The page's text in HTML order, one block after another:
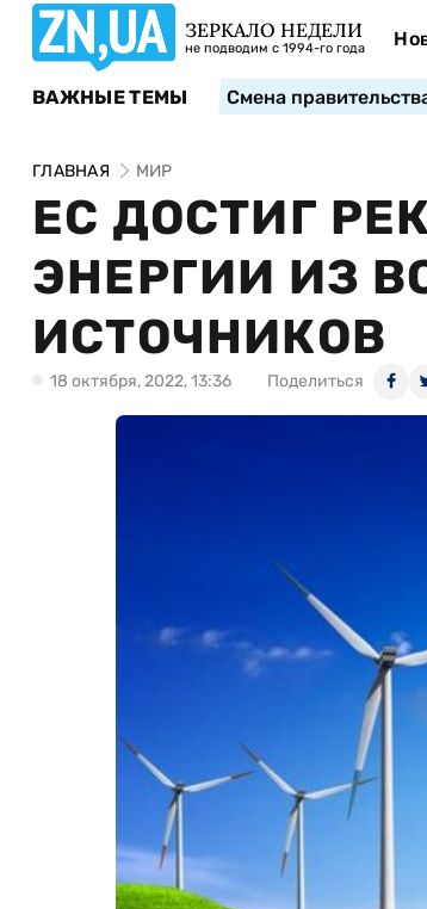
ЗЕРКАЛО НЕДЕЛИ
не подводим с 1994-го года
ВАЖНЫЕ ТЕМЫ Смена
ГЛАВНАЯ МИР
ЕС ДОСТИГ
ЭНЕРГИИ ИЗ
ИСТОЧНИКОВ
18 октября, 2022, 13:36 Поделиться